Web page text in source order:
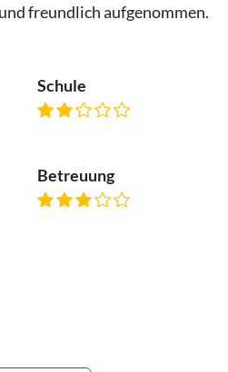
freundlich aufgenommen.
Schule
Betreuung